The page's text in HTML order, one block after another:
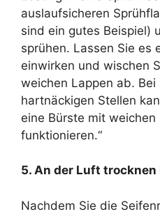
auslaufsicheren
sind ein gutes Beispiel)
sprühen. Lassen Sie es
einwirken und wischen
weichen Lappen ab. Bei
hartnäckigen Stellen
eine Bürste mit weichen
funktionieren.“
5. An der Luft trocknen
Nachdem Sie die